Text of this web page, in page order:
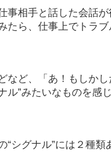
仕事相手と話した会話
たら、仕事上でトラ
など、「あ！もしか
ル”みたいなものを感
“シグナル”には２種類